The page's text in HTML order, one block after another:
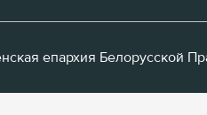
епархия Белорусской